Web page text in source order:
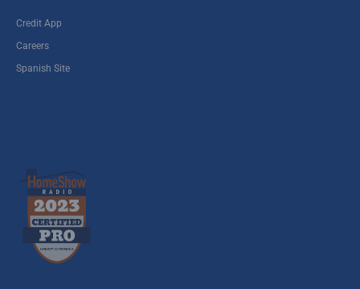
Credit App
Careers
Spanish Site